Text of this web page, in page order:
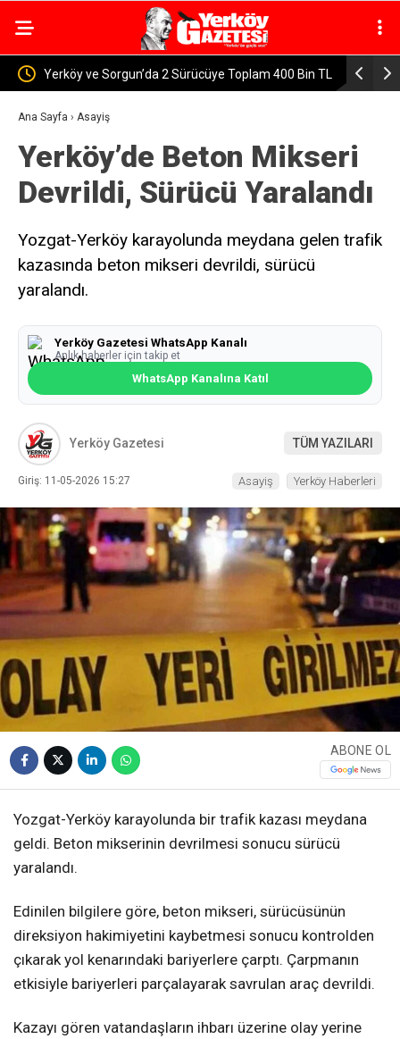
Toplam 400 Bin TL Yerköy’de 08 Ağustos Cumartesi Hava Nasıl
Ana Sayfa › Asayiş
Yerköy’de Beton Mikseri
Devrildi, Sürücü Yaralandı
Yozgat-Yerköy karayolunda meydana gelen trafik
kazasında beton mikseri devrildi, sürücü
yaralandı.
Yerköy Gazetesi WhatsApp Kanalı
Anlık haberler için takip et
WhatsApp Kanalına Katıl
Yerköy Gazetesi TÜM YAZILARI
Giriş: 11-05-2026 15:27 Asayiş Yerköy Haberleri
ABONE OL
Yozgat-Yerköy karayolunda bir trafik kazası meydana
geldi. Beton mikserinin devrilmesi sonucu sürücü
yaralandı.
Edinilen bilgilere göre, beton mikseri, sürücüsünün
direksiyon hakimiyetini kaybetmesi sonucu kontrolden
çıkarak yol kenarındaki bariyerlere çarptı. Çarpmanın
etkisiyle bariyerleri parçalayarak savrulan araç devrildi.
Kazayı gören vatandaşların ihbarı üzerine olay yerine